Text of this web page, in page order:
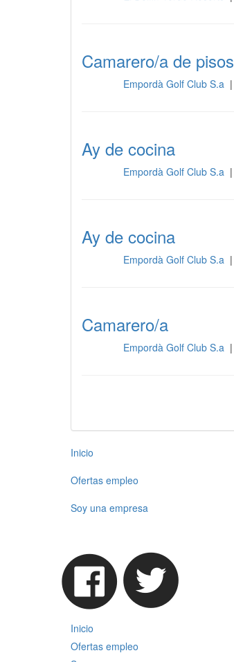
Camarero/a de pisos
Empordà Golf Club S.a |
Ay de cocina
Empordà Golf Club S.a |
Ay de cocina
Empordà Golf Club S.a |
Camarero/a
Empordà Golf Club S.a |
Inicio
Ofertas empleo
Soy una empresa
Inicio
Ofertas empleo